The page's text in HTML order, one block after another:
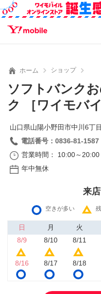
SEARCH
ホーム ショップ
ソフトバンク
ク ［ワイモバ
山口県山陽小野田市中川6丁
電話番号：0836-81-1587
営業時間： 10:00～20:00
年中無休
来
空きが多い
日 月 火
8/9
8/10 8/11
8/16 8/17 8/18